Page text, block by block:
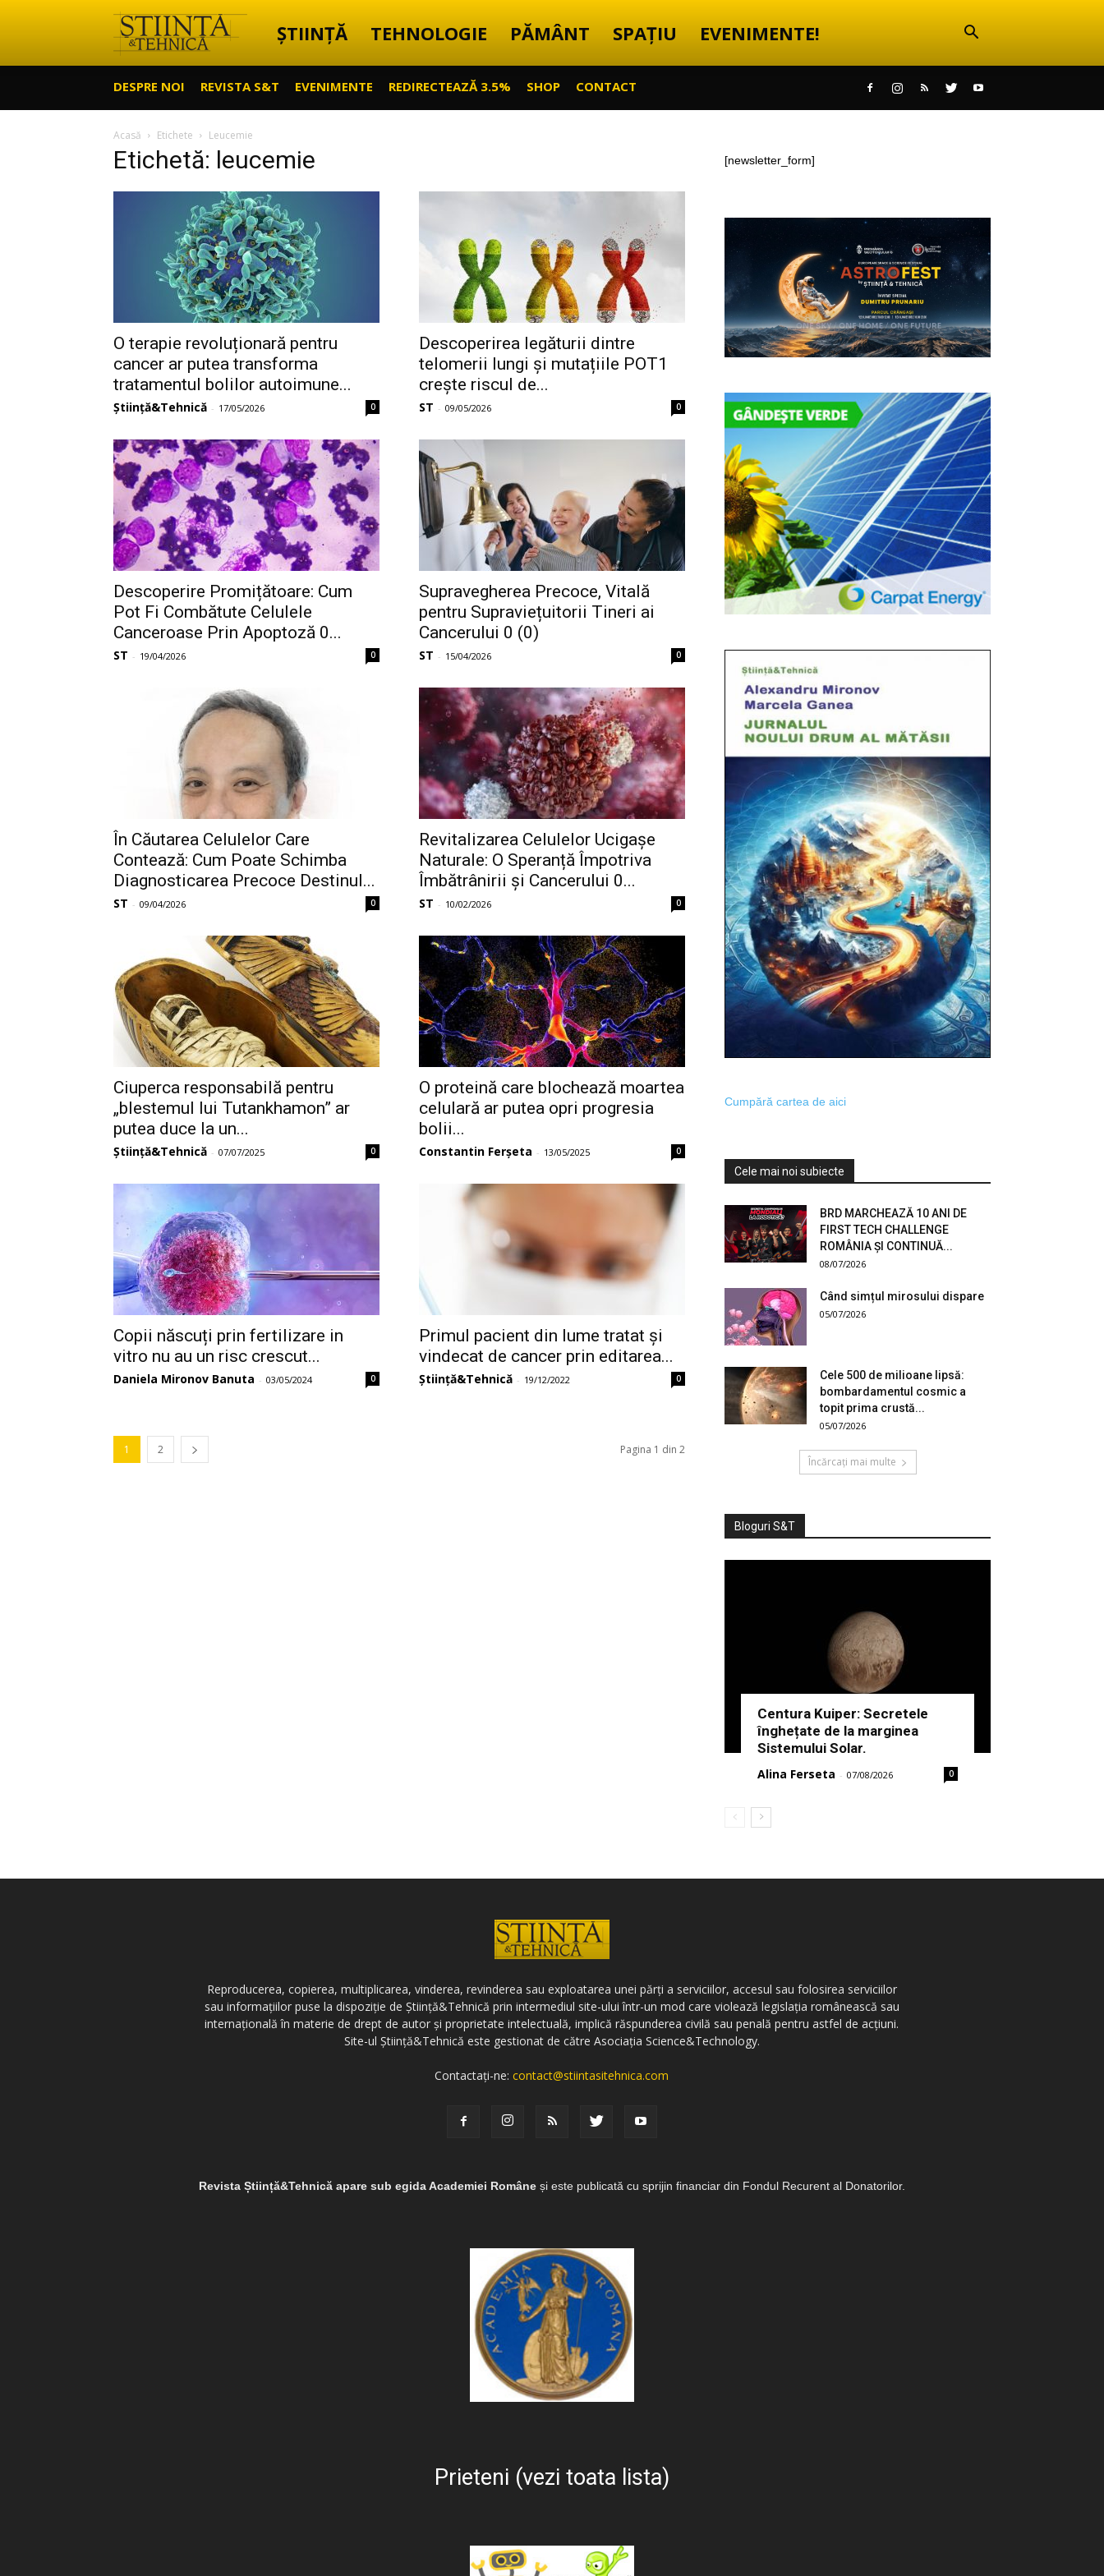
Știință
Tehnică
ȘTIINȚĂ TEHNOLOGIE PĂMÂNT SPAȚIU EVENIMENTE!
DESPRE NOI REVISTA S&T EVENIMENTE REDIRECTEAZĂ 3.5% SHOP CONTACT
Acasă Etichete Leucemie
Etichetă: leucemie
O terapie revoluționară pentru
cancer ar putea transforma
tratamentul bolilor autoimune...
Știință&Tehnică - 17/05/2026 0
Descoperirea legăturii dintre
telomerii lungi și mutațiile POT1
crește riscul de...
ST - 09/05/2026 0
Descoperire Promițătoare: Cum
Pot Fi Combătute Celulele
Canceroase Prin Apoptoză 0...
ST - 19/04/2026 0
Supravegherea Precoce, Vitală
pentru Supraviețuitorii Tineri ai
Cancerului 0 (0)
ST - 15/04/2026 0
În Căutarea Celulelor Care
Contează: Cum Poate Schimba
Diagnosticarea Precoce Destinul...
ST - 09/04/2026 0
Revitalizarea Celulelor Ucigașe
Naturale: O Speranță Împotriva
Îmbătrânirii și Cancerului 0...
ST - 10/02/2026 0
Ciuperca responsabilă pentru
„blestemul lui Tutankhamon” ar
putea duce la un...
Știință&Tehnică - 07/07/2025 0
O proteină care blochează moartea
celulară ar putea opri progresia
bolii...
Constantin Ferșeta - 13/05/2025 0
Copii născuți prin fertilizare in
vitro nu au un risc crescut...
Daniela Mironov Banuta - 03/05/2024 0
Primul pacient din lume tratat și
vindecat de cancer prin editarea...
Știință&Tehnică - 19/12/2022 0
1 2 Pagina 1 din 2
[newsletter_form]
Cumpără cartea de aici
Cele mai noi subiecte
BRD MARCHEAZĂ 10 ANI DE
FIRST TECH CHALLENGE
ROMÂNIA ȘI CONTINUĂ...
08/07/2026
Când simțul mirosului dispare
05/07/2026
Cele 500 de milioane lipsă:
bombardamentul cosmic a
topit prima crustă...
05/07/2026
Încărcați mai multe
Bloguri S&T
Centura Kuiper: Secretele
înghețate de la marginea
Sistemului Solar.
Alina Ferseta - 07/08/2026 0
Reproducerea, copierea, multiplicarea, vinderea, revinderea sau exploatarea unei părți a serviciilor, accesul sau folosirea serviciilor
sau informațiilor puse la dispoziție de Știință&Tehnică prin intermediul site-ului într-un mod care violează legislația românească sau
internațională în materie de drept de autor și proprietate intelectuală, implică răspunderea civilă sau penală pentru astfel de acțiuni.
Site-ul Știință&Tehnică este gestionat de către Asociația Science&Technology.
Contactați-ne:contact@stiintasitehnica.com
Revista Știință&Tehnică apare sub egida Academiei Române și este publicată cu sprijin financiar din Fondul Recurent al Donatorilor.
Prieteni (vezi toata lista)